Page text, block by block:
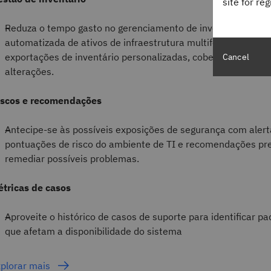
Reduza o tempo gasto no gerenciamento de inventário com
automatizada de ativos de infraestrutura multifornecedores,
exportações de inventário personalizadas, cobertura de
alterações.
e recomendações
Antecipe-se às possíveis exposições de segurança com
pontuações de risco do ambiente de TI e recomendações
remediar possíveis problemas.
de casos
Aproveite o histórico de casos de suporte para identificar
que afetam a disponibilidade do sistema
mais
Cancel